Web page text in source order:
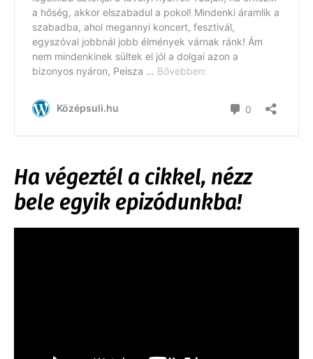
Ha végeztél a cikkel, nézz
bele egyik epizódunkba!